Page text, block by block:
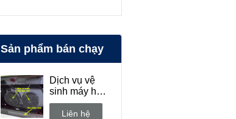
Sản phẩm bán chạy
Dịch vụ vệ
sinh máy hút
mùi bếp tận
nhàLiên hệ